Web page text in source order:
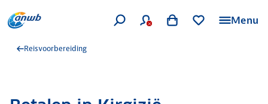
Menu
Reisvoorbereiding